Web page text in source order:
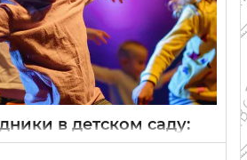
в детском саду:
и праздничных